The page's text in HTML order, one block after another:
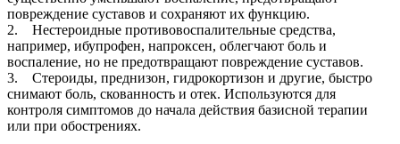
повреждение суставов и сохраняют их функцию.
2. Нестероидные противовоспалительные средства,
например, ибупрофен, напроксен, облегчают боль и
воспаление, но не предотвращают повреждение суставов.
3. Стероиды, преднизон, гидрокортизон и другие, быстро
снимают боль, скованность и отек. Используются для
контроля симптомов до начала действия базисной терапии
или при обострениях.